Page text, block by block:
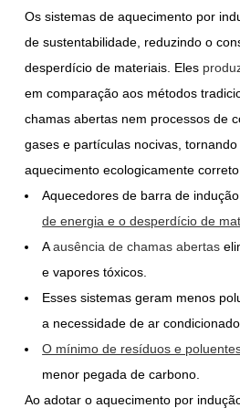
Os sistemas de aquecimento por
de sustentabilidade, reduzindo o
desperdício de materiais. Eles
em comparação aos métodos
chamas abertas nem processos de
gases e partículas nocivas,
aquecimento ecologicamente correto.
Aquecedores de barra de indução
de energia e o desperdício de
A ausência de chamas abertas
e vapores tóxicos.
Esses sistemas geram menos
a necessidade de ar condicionado.
O mínimo de resíduos e
menor pegada de carbono.
Ao adotar o aquecimento por